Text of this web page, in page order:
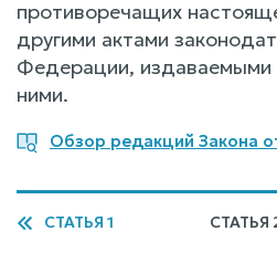
противоречащих
другими актами
Федерации, издаваемыми
ними.
Обзор редакций Закона
СТАТЬЯ 1 СТАТЬЯ